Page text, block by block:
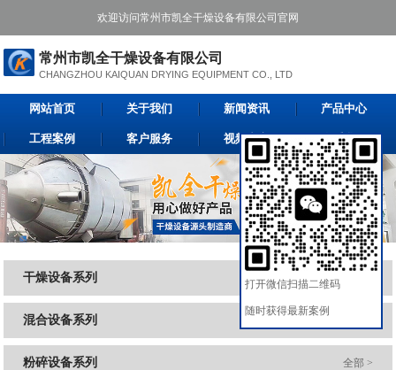
欢迎访问常州市凯全干燥设备有限公司官网
常州市凯全干燥设备有限公司
CHANGZHOU KAIQUAN DRYING EQUIPMENT CO., LTD
网站首页 关于我们 新闻资讯 产品中心
工程案例 客户服务 视频中心 联系我们
干燥设备系列
混合设备系列
全部 >
粉碎设备系列
打开微信扫描二维码
随时获得最新案例